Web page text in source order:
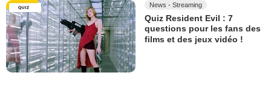
News - Streaming
Quiz Resident Evil : 7
questions pour les fans des
films et des jeux vidéo !